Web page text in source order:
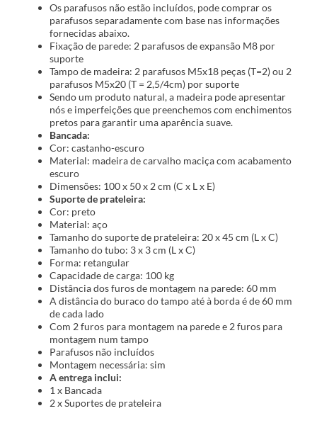
Os parafusos não estão incluídos, pode comprar os
parafusos separadamente com base nas informações
fornecidas abaixo.
Fixação de parede: 2 parafusos de expansão M8 por
suporte
Tampo de madeira: 2 parafusos M5x18 peças (T=2) ou 2
parafusos M5x20 (T = 2,5/4cm) por suporte
Sendo um produto natural, a madeira pode apresentar
nós e imperfeições que preenchemos com enchimentos
pretos para garantir uma aparência suave.
Bancada:
Cor: castanho-escuro
Material: madeira de carvalho maciça com acabamento
escuro
Dimensões: 100 x 50 x 2 cm (C x L x E)
Suporte de prateleira:
Cor: preto
Material: aço
Tamanho do suporte de prateleira: 20 x 45 cm (L x C)
Tamanho do tubo: 3 x 3 cm (L x C)
Forma: retangular
Capacidade de carga: 100 kg
Distância dos furos de montagem na parede: 60 mm
A distância do buraco do tampo até à borda é de 60 mm
de cada lado
Com 2 furos para montagem na parede e 2 furos para
montagem num tampo
Parafusos não incluídos
Montagem necessária: sim
A entrega inclui:
1 x Bancada
2 x Suportes de prateleira